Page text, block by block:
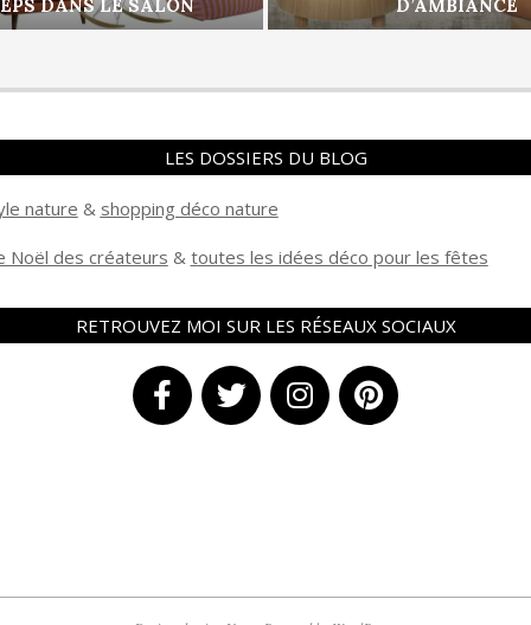
DANS LE SALON
D’AMBIANCE
LES DOSSIERS DU BLOG
nature & shopping déco nature
Noël des créateurs & toutes les idées déco pour les fêtes
RETROUVEZ MOI SUR LES RÉSEAUX SOCIAUX